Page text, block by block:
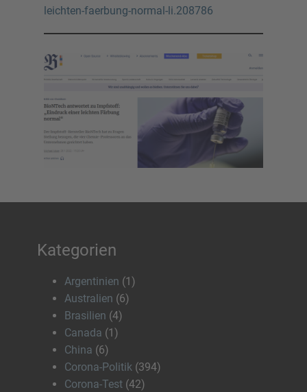
leichten-faerbung-normal-li.208786
Kategorien
Argentinien (1)
Australien (6)
Brasilien (4)
Canada (1)
China (6)
Corona-Politik (394)
Corona-Test (42)